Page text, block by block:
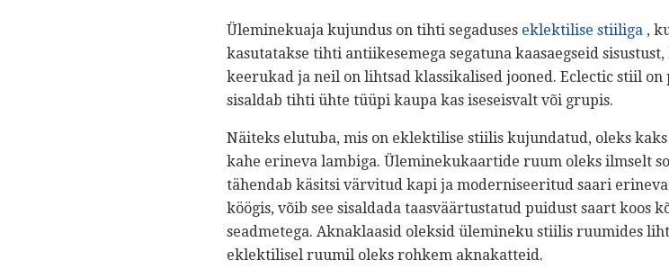
Üleminekuaja kujundus on tihti segaduses eklektilise stiiliga ,
kasutatakse tihti antiikesemega segatuna kaasaegseid
keerukad ja neil on lihtsad klassikalised jooned. Eclectic stiil
sisaldab tihti ühte tüüpi kaupa kas iseseisvalt või grupis.
Näiteks elutuba, mis on eklektilise stiilis kujundatud, oleks
kahe erineva lambiga. Üleminekukaartide ruum oleks ilmselt
tähendab käsitsi värvitud kapi ja moderniseeritud saari
köögis, võib see sisaldada taasväärtustatud puidust saart koos
seadmetega. Aknaklaasid oleksid ülemineku stiilis ruumides
eklektilisel ruumil oleks rohkem aknakatteid.